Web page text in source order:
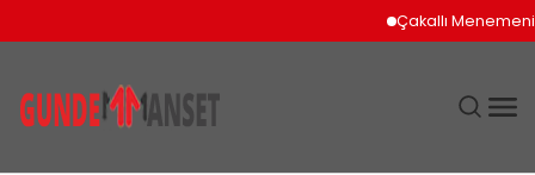
Çakallı Menemeni